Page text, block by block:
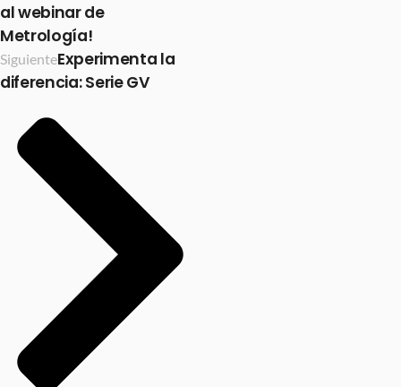
al webinar de
Metrología!
SiguienteExperimenta la
diferencia: Serie GV